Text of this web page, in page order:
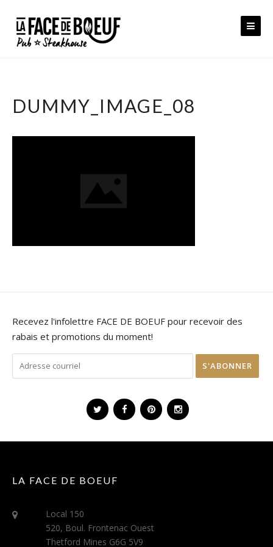
content
DUMMY_IMAGE_08
Recevez l'infolettre FACE DE BOEUF pour recevoir des
rabais et promotions du moment!
LA FACE DE BOEUF
Local 150
520, Boul. Frontenac Ouest
Thetford Mines G6G 5V9